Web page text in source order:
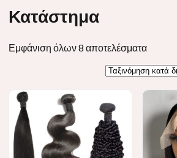
Κατάστημα
Εμφάνιση όλων 8 αποτελέσματα